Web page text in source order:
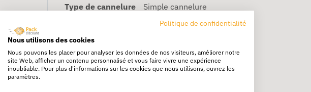
Type de cannelure
Simple cannelure
30 x 30 x 10 cm (intérieures)
Volume
Qualité carton
PC10
Conditionnement
Lot de 20 caisses
Politique de confidentialité
Nous utilisons des cookies
Nous pouvons les placer pour analyser les données de nos visiteurs, améliorer notre
site Web, afficher un contenu personnalisé et vous faire vivre une expérience
inoubliable. Pour plus d'informations sur les cookies que nous utilisons, ouvrez les
paramètres.